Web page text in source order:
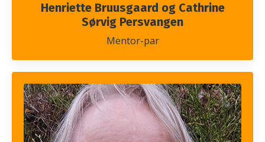
Henriette Bruusgaard og Cathrine
Sørvig Persvangen
Mentor-par